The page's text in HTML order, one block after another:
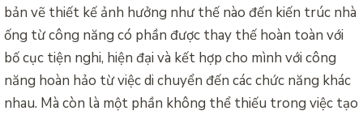
bản vẽ thiết kế ảnh hưởng như thế nào đến kiến trúc nhà
ống từ công năng có phần được thay thế hoàn toàn với
bố cục tiện nghi, hiện đại và kết hợp cho mình với công
năng hoàn hảo từ việc di chuyển đến các chức năng khác
nhau. Mà còn là một phần không thể thiếu trong việc tạo